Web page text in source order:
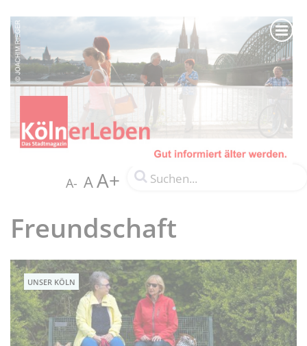
A- AA+
Freundschaft
UNSER KÖLN